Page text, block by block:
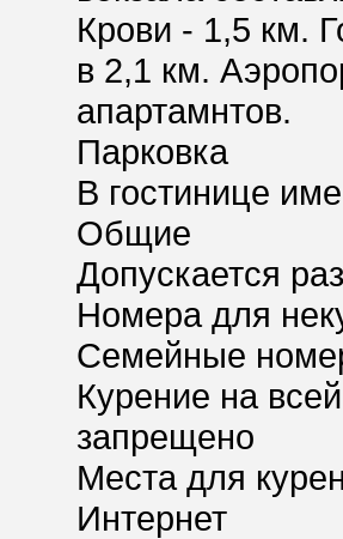
Крови - 1,5 км.
в 2,1 км.
апартамнтов.
Парковка
В гостинице
Общие
Допускается
Номера для
Семейные
Курение на
запрещено
Места для
Интернет